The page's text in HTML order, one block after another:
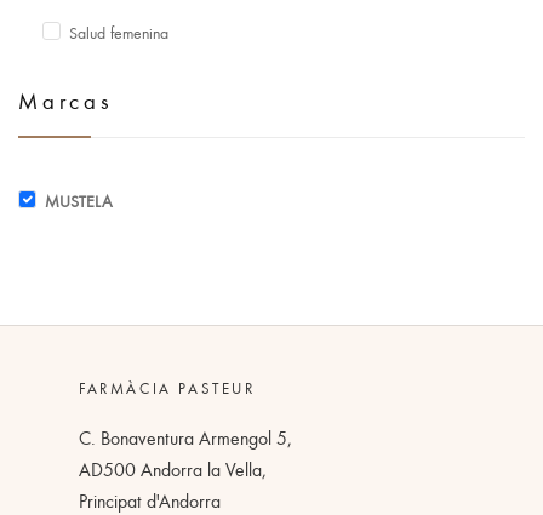
Salud femenina
Marcas
MUSTELA
FARMÀCIA PASTEUR
C. Bonaventura Armengol 5,
AD500 Andorra la Vella,
Principat d'Andorra